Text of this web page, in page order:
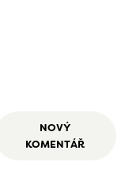
NOVÝ
KOMENTÁŘ